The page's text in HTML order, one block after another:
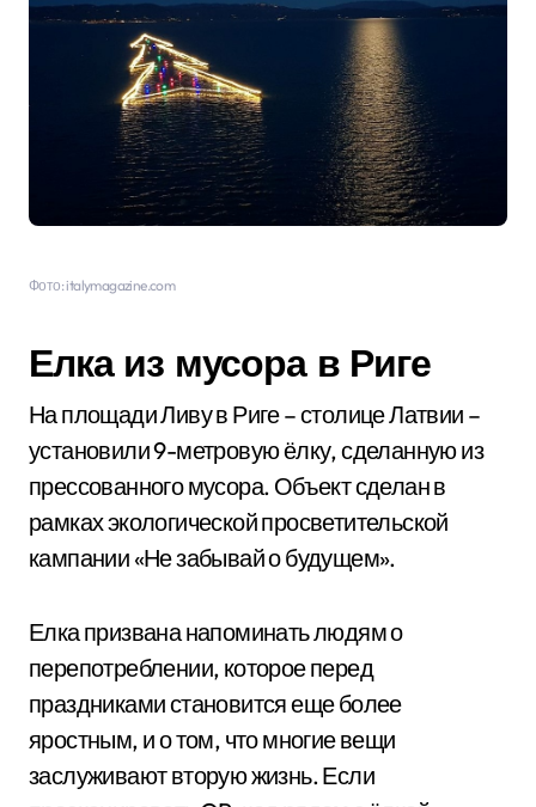
Фото: italymagazine.com
Елка из мусора в Риге
На площади Ливу в Риге – столице Латвии –
установили 9-метровую ёлку, сделанную из
прессованного мусора. Объект сделан в
рамках экологической просветительской
кампании «Не забывай о будущем».
Елка призвана напоминать людям о
перепотреблении, которое перед
праздниками становится еще более
яростным, и о том, что многие вещи
заслуживают вторую жизнь. Если